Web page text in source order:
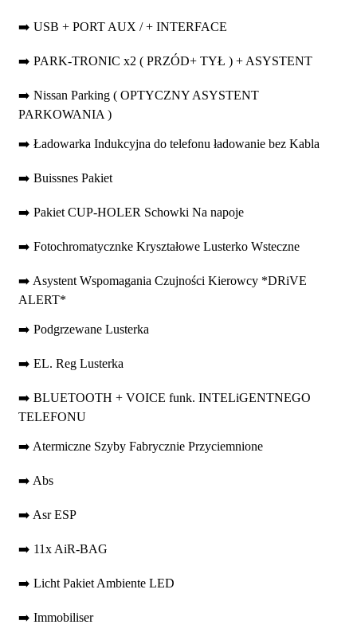
➡️ USB + PORT AUX / + INTERFACE
➡️ PARK-TRONIC x2 ( PRZÓD+ TYŁ ) + ASYSTENT
➡️ Nissan Parking ( OPTYCZNY ASYSTENT
PARKOWANIA )
➡️ Ładowarka Indukcyjna do telefonu ładowanie bez Kabla
➡️ Buissnes Pakiet
➡️ Pakiet CUP-HOLER Schowki Na napoje
➡️ Fotochromatycznke Kryształowe Lusterko Wsteczne
➡️ Asystent Wspomagania Czujności Kierowcy *DRiVE
ALERT*
➡️ Podgrzewane Lusterka
➡️ EL. Reg Lusterka
➡️ BLUETOOTH + VOICE funk. INTELiGENTNEGO
TELEFONU
➡️ Atermiczne Szyby Fabrycznie Przyciemnione
➡️ Abs
➡️ Asr ESP
➡️ 11x AiR-BAG
➡️ Licht Pakiet Ambiente LED
➡️ Immobiliser